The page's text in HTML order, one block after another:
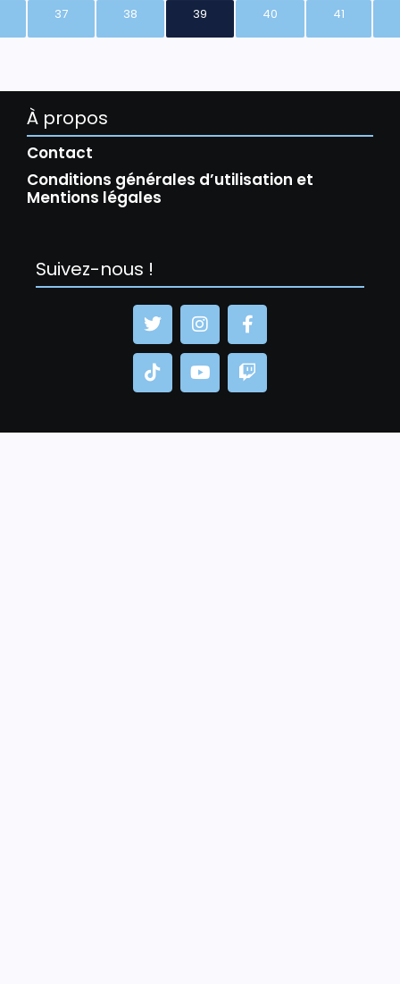
37 38 39 40 41
À propos
Contact
Conditions générales d’utilisation et
Mentions légales
Suivez-nous !